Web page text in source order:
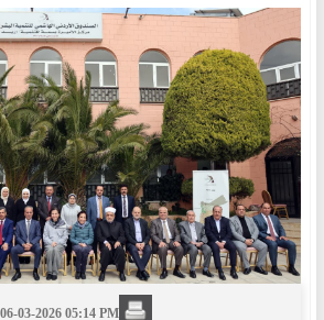
06-03-2026 05:14 PM